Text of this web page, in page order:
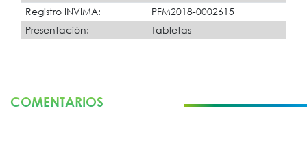
Registro INVIMA:
PFM2018-0002615
Presentación:
Tabletas
COMENTARIOS